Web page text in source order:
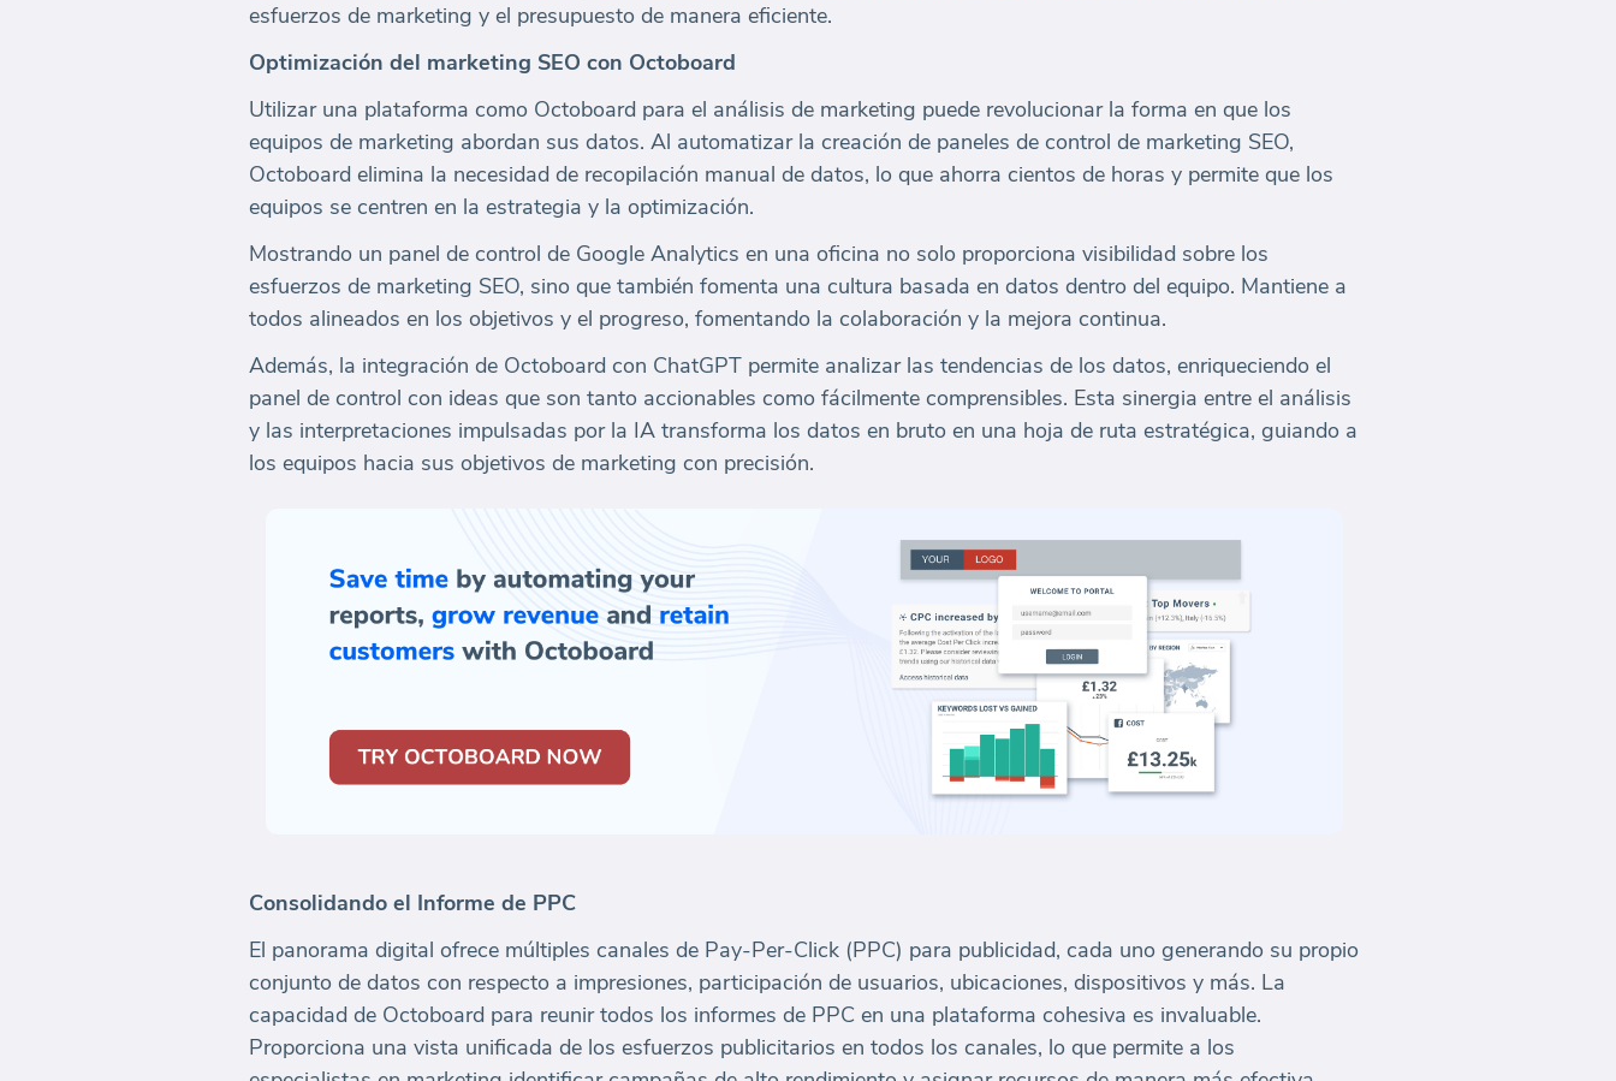
esfuerzos de marketing y el presupuesto de manera eficiente.
Optimización del marketing SEO con Octoboard
Utilizar una plataforma como Octoboard para el análisis de marketing puede revolucionar la forma en que los
equipos de marketing abordan sus datos. Al automatizar la creación de paneles de control de marketing SEO,
Octoboard elimina la necesidad de recopilación manual de datos, lo que ahorra cientos de horas y permite que los
equipos se centren en la estrategia y la optimización.
Mostrando un panel de control de Google Analytics en una oficina no solo proporciona visibilidad sobre los
esfuerzos de marketing SEO, sino que también fomenta una cultura basada en datos dentro del equipo. Mantiene a
todos alineados en los objetivos y el progreso, fomentando la colaboración y la mejora continua.
Además, la integración de Octoboard con ChatGPT permite analizar las tendencias de los datos, enriqueciendo el
panel de control con ideas que son tanto accionables como fácilmente comprensibles. Esta sinergia entre el análisis
y las interpretaciones impulsadas por la IA transforma los datos en bruto en una hoja de ruta estratégica, guiando a
los equipos hacia sus objetivos de marketing con precisión.
Consolidando el Informe de PPC
El panorama digital ofrece múltiples canales de Pay-Per-Click (PPC) para publicidad, cada uno generando su propio
conjunto de datos con respecto a impresiones, participación de usuarios, ubicaciones, dispositivos y más. La
capacidad de Octoboard para reunir todos los informes de PPC en una plataforma cohesiva es invaluable.
Proporciona una vista unificada de los esfuerzos publicitarios en todos los canales, lo que permite a los